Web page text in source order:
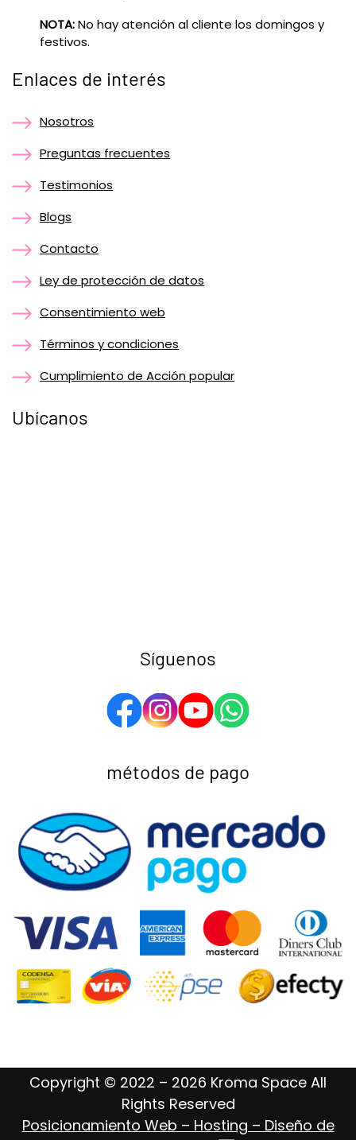
NOTA:No hay atención al cliente los domingos y
festivos.
Enlaces de interés
Nosotros
Preguntas frecuentes
Testimonios
Blogs
Contacto
Ley de protección de datos
Consentimiento web
Términos y condiciones
Cumplimiento de Acción popular
Ubícanos
Síguenos
métodos de pago
Copyright © 2022 – 2026 Kroma Space All
Rights Reserved
Posicionamiento Web – Hosting – Diseño de